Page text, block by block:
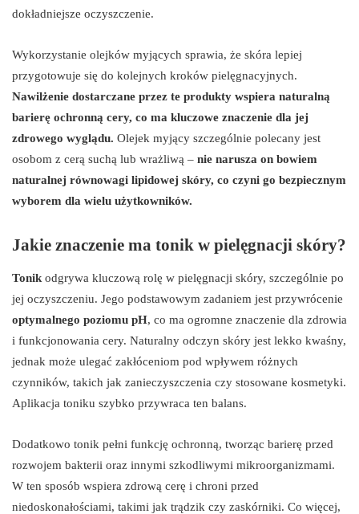
dokładniejsze oczyszczenie.
Wykorzystanie olejków myjących sprawia, że skóra lepiej
przygotowuje się do kolejnych kroków pielęgnacyjnych.
Nawilżenie dostarczane przez te produkty wspiera naturalną
barierę ochronną cery, co ma kluczowe znaczenie dla jej
zdrowego wyglądu. Olejek myjący szczególnie polecany jest
osobom z cerą suchą lub wrażliwą – nie narusza on bowiem
naturalnej równowagi lipidowej skóry, co czyni go bezpiecznym
wyborem dla wielu użytkowników.
Jakie znaczenie ma tonik w pielęgnacji skóry?
Tonik odgrywa kluczową rolę w pielęgnacji skóry, szczególnie po
jej oczyszczeniu. Jego podstawowym zadaniem jest przywrócenie
optymalnego poziomu pH, co ma ogromne znaczenie dla zdrowia
i funkcjonowania cery. Naturalny odczyn skóry jest lekko kwaśny,
jednak może ulegać zakłóceniom pod wpływem różnych
czynników, takich jak zanieczyszczenia czy stosowane kosmetyki.
Aplikacja toniku szybko przywraca ten balans.
Dodatkowo tonik pełni funkcję ochronną, tworząc barierę przed
rozwojem bakterii oraz innymi szkodliwymi mikroorganizmami.
W ten sposób wspiera zdrową cerę i chroni przed
niedoskonałościami, takimi jak trądzik czy zaskórniki. Co więcej,